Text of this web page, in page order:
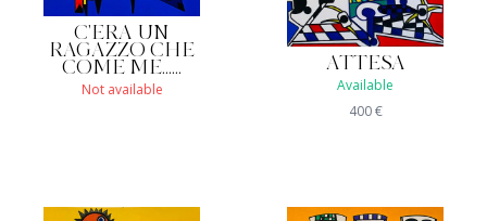
C'ERA UN
RAGAZZO CHE
COME ME......
Not available
ATTESA
Available
400€